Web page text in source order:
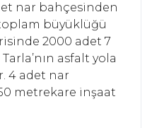
nar bahçesinden
büyüklüğü
2000 adet 7
asfalt yola
4 adet nar
metrekare inşaat